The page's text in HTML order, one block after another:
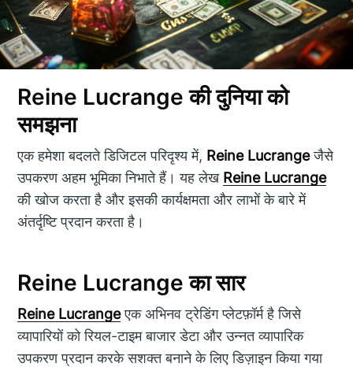
Reine Lucrange की दुनिया को
समझना
एक हमेशा बदलते डिजिटल परिदृश्य में, Reine Lucrangeजैसे
उपकरण अहम भूमिका निभाते हैं। यह लेख Reine Lucrange
की खोज करता है और इसकी कार्यक्षमता और लाभों के बारे में
अंतर्दृष्टि प्रदान करता है।
Reine Lucrange का सार
Reine Lucrangeएक अभिनव ट्रेडिंग प्लेटफ़ॉर्म है जिसे
व्यापारियों को रियल-टाइम बाजार डेटा और उन्नत व्यापारिक
उपकरण प्रदान करके सशक्त बनाने के लिए डिज़ाइन किया गया